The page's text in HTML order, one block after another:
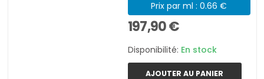
Prix par ml : 0.66 €
197,90 €
Disponibilité: En stock
AJOUTER AU PANIER